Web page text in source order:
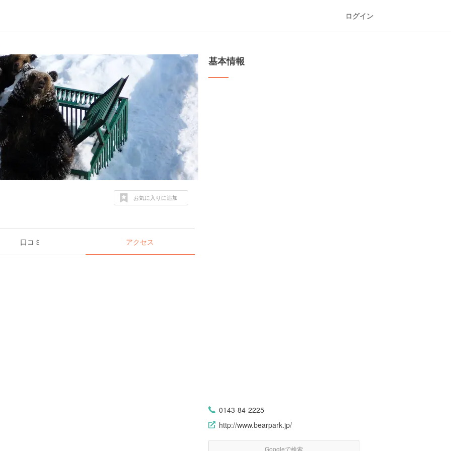
ログイン
お気に入りに追加
口コミ アクセス
基本情報
0143-84-2225
http://www.bearpark.jp/
Googleで検索